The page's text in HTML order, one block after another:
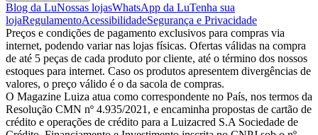
Blog da LuNossas lojasWhatsApp da LuTenha sua
lojaRegulamentoAcessibilidadeSegurança e Privacidade
Preços e condições de pagamento exclusivos para compras via
internet, podendo variar nas lojas físicas. Ofertas válidas na compra
de até 5 peças de cada produto por cliente, até o término dos nossos
estoques para internet. Caso os produtos apresentem divergências de
valores, o preço válido é o da sacola de compras.
O Magazine Luiza atua como correspondente no País, nos termos da
Resolução CMN nº 4.935/2021, e encaminha propostas de cartão de
crédito e operações de crédito para a Luizacred S.A Sociedade de